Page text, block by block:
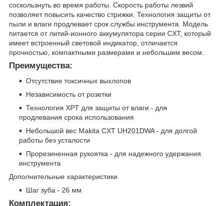
соскользнуть во время работы. Скорость работы лезвий
позволяет повысить качество стрижки. Технология защиты от
пыли и влаги продлевает срок службы инструмента. Модель
питается от литий-ионного аккумулятора серии CXT, который
имеет встроенный световой индикатор, отличается
прочностью, компактными размерами и небольшим весом.
Преимущества:
Отсутствие токсичных выхлопов
Независимость от розетки
Технология XPT для защиты от влаги - для
продлевания срока использования
Небольшой вес Makita CXT UH201DWA - для долгой
работы без усталости
Прорезиненная рукоятка - для надежного удержания
инструмента
Дополнительные характеристики
Шаг зуба - 26 мм
Комплектация: